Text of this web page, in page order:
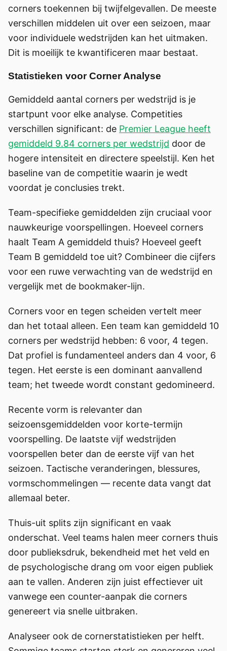
corners toekennen bij twijfelgevallen. De meeste
verschillen middelen uit over een seizoen, maar
voor individuele wedstrijden kan het uitmaken.
Dit is moeilijk te kwantificeren maar bestaat.
Statistieken voor Corner Analyse
Gemiddeld aantal corners per wedstrijd is je
startpunt voor elke analyse. Competities
verschillen significant: de Premier League heeft
gemiddeld 9.84 corners per wedstrijd door de
hogere intensiteit en directere speelstijl. Ken het
baseline van de competitie waarin je wedt
voordat je conclusies trekt.
Team-specifieke gemiddelden zijn cruciaal voor
nauwkeurige voorspellingen. Hoeveel corners
haalt Team A gemiddeld thuis? Hoeveel geeft
Team B gemiddeld toe uit? Combineer die cijfers
voor een ruwe verwachting van de wedstrijd en
vergelijk met de bookmaker-lijn.
Corners voor en tegen scheiden vertelt meer
dan het totaal alleen. Een team kan gemiddeld 10
corners per wedstrijd hebben: 6 voor, 4 tegen.
Dat profiel is fundamenteel anders dan 4 voor, 6
tegen. Het eerste is een dominant aanvallend
team; het tweede wordt constant gedomineerd.
Recente vorm is relevanter dan
seizoensgemiddelden voor korte-termijn
voorspelling. De laatste vijf wedstrijden
voorspellen beter dan de eerste vijf van het
seizoen. Tactische veranderingen, blessures,
vormschommelingen — recente data vangt dat
allemaal beter.
Thuis-uit splits zijn significant en vaak
onderschat. Veel teams halen meer corners thuis
door publieksdruk, bekendheid met het veld en
de psychologische drang om voor eigen publiek
aan te vallen. Anderen zijn juist effectiever uit
vanwege een counter-aanpak die corners
genereert via snelle uitbraken.
Analyseer ook de cornerstatistieken per helft.